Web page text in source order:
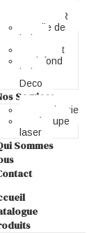
COUCHER
Salle de
bain
Parquet
Plafond
bois –
Deco
Services
Menuiserie
Découpe
laser
Sommes